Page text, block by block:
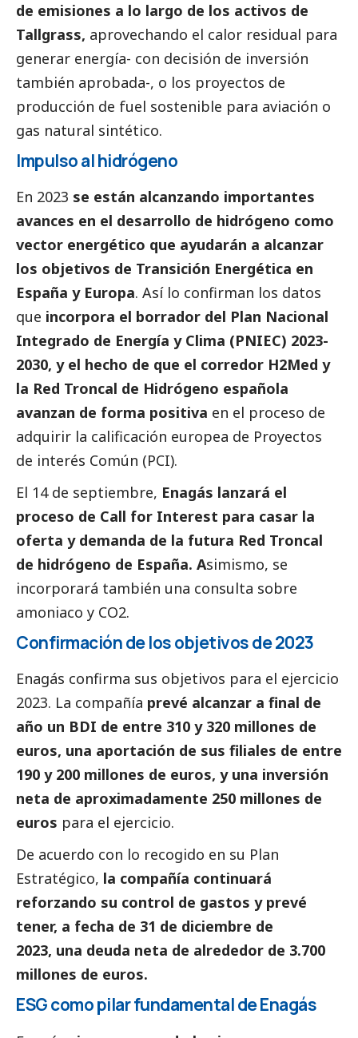
de emisiones a lo largo de los activos de
Tallgrass, aprovechando el calor residual para
generar energía- con decisión de inversión
también aprobada-, o los proyectos de
producción de fuel sostenible para aviación o
gas natural sintético.
Impulso al hidrógeno
En 2023 se están alcanzando importantes
avances en el desarrollo de hidrógeno como
vector energético que ayudarán a alcanzar
los objetivos de Transición Energética en
España y Europa. Así lo confirman los datos
que incorpora el borrador del Plan Nacional
Integrado de Energía y Clima (PNIEC) 2023-
2030, y el hecho de que el corredor H2Med y
la Red Troncal de Hidrógeno española
avanzan de forma positiva en el proceso de
adquirir la calificación europea de Proyectos
de interés Común (PCI).
El 14 de septiembre, Enagás lanzará el
proceso de Call for Interest para casar la
oferta y demanda de la futura Red Troncal
de hidrógeno de España. Asimismo, se
incorporará también una consulta sobre
amoniaco y CO2.
Confirmación de los objetivos de 2023
Enagás confirma sus objetivos para el ejercicio
2023. La compañía prevé alcanzar a final de
año un BDI de entre 310 y 320 millones de
euros, una aportación de sus filiales de entre
190 y 200 millones de euros, y una inversión
neta de aproximadamente 250 millones de
euros para el ejercicio.
De acuerdo con lo recogido en su Plan
Estratégico, la compañía continuará
reforzando su control de gastos y prevé
tener, a fecha de 31 de diciembre de
2023, una deuda neta de alrededor de 3.700
millones de euros.
ESG como pilar fundamental de Enagás